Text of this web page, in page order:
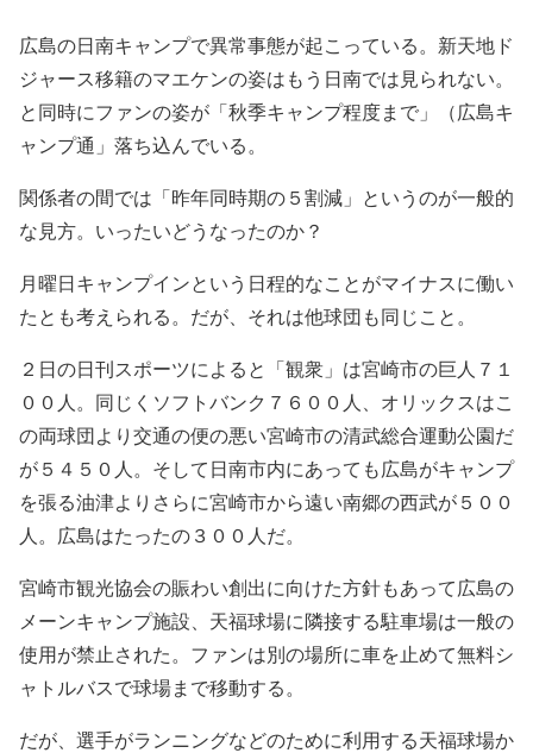
広島の日南キャンプで異常事態が起こっている。新天地ド
ジャース移籍のマエケンの姿はもう日南では見られない。
と同時にファンの姿が「秋季キャンプ程度まで」（広島キ
ャンプ通」落ち込んでいる。
関係者の間では「昨年同時期の５割減」というのが一般的
な見方。いったいどうなったのか？
月曜日キャンプインという日程的なことがマイナスに働い
たとも考えられる。だが、それは他球団も同じこと。
２日の日刊スポーツによると「観衆」は宮崎市の巨人７１
００人。同じくソフトバンク７６００人、オリックスはこ
の両球団より交通の便の悪い宮崎市の清武総合運動公園だ
が５４５０人。そして日南市内にあっても広島がキャンプ
を張る油津よりさらに宮崎市から遠い南郷の西武が５００
人。広島はたったの３００人だ。
宮崎市観光協会の賑わい創出に向けた方針もあって広島の
メーンキャンプ施設、天福球場に隣接する駐車場は一般の
使用が禁止された。ファンは別の場所に車を止めて無料シ
ャトルバスで球場まで移動する。
だが、選手がランニングなどのために利用する天福球場か